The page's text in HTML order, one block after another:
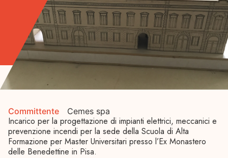
Committente Cemes spa
Incarico per la progettazione di impianti elettrici, meccanici e
prevenzione incendi per la sede della Scuola di Alta
Formazione per Master Universitari presso l’Ex Monastero
delle Benedettine in Pisa.